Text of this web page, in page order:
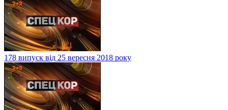
178 випуск від 25 вересня 2018 року